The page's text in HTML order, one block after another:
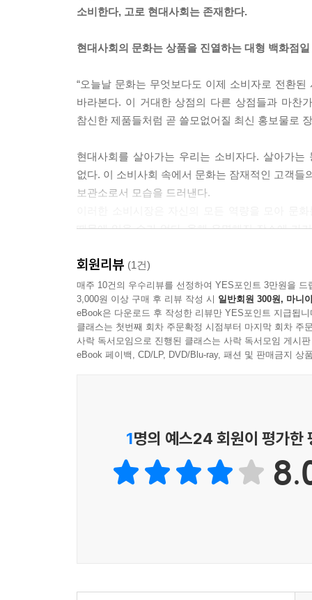
우는 데 더욱 열정을 불태울수록, 그들이 통합을
지식인 계급이 홀로 그런 잘못을 저지른 적은 단
자와 함께 걸어왔다. 지역을 초월하여 성장하는
한가운데에서. 그리고 빠르게 개별화되는 이 세상
75
유동하는 현대성의 풍경 속에서 ‘좋은 사회’라는
회, 즉 그런 기회들이 충족되지 못하도록 방해하
런 장애물들을 단번에 모두 제거할 수는 없다는
거하는 것이 ‘공정한 사회’를 이루는 데 사용할 수
소비한다, 고로 현대사회는 존재한다.
현대사회의 문화는 상품을 진열하는 대형 백화점일
“오늘날 문화는 무엇보다도 이제 소비자로 전환
바라본다. 이 거대한 상점의 다른 상점들과 마찬
참신한 제품들처럼 곧 쓸모없어질 최신 홍보물로
현대사회를 살아가는 우리는 소비자다. 살아가
없다. 이 소비사회 속에서 문화는 잠재적인 고객
보관소로서 모습을 드러낸다.
때문에 입을 수가 없다. 올해 유명해진 장소에 가
오래다. “대중은 달라지고자 하는 욕망과 극심한
도태되기 때문에 우리는 서둘러 어떤 문화를 구매
과거의 것들은 신속하게 버리고 잊어야 한다. “‘
최신 유행인지 훤히 알고 있을 의무로서 반드시
한마디로 자기 자신을 계속해서 바꾸어야 한다.
문화의 요구에 복종하도록 길들인다. 그러면서 우
바우만은 지금 우리가 살아가고 있는 유동하는
더 이상 민중을 계몽하려 하지 않고 그들을 유혹
욕구를 창조하는 동시에 기존의 욕구들이 영
회원리뷰 (1건)
매주 10건의 우수리뷰를 선정하여 YES포인트 3만원을 드
3,000원 이상 구매 후 리뷰 작성 시 일반회원 300원, 마니
eBook은 다운로드 후 작성한 리뷰만 YES포인트 지급됩니
클래스는 첫번째 회차 주문확정 시점부터 마지막 회차 주
사락 독서모임으로 진행된 클래스는 사락 독서모임 게시
eBook 페이백, CD/LP, DVD/Blu-ray, 패션 및 판매금지 상
1명의 예스24 회원이 평가한